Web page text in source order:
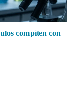
compiten con